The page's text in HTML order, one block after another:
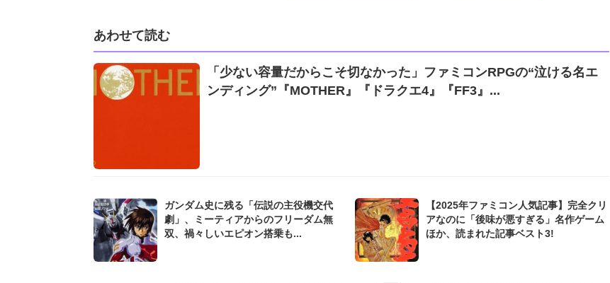
あわせて読む
「少ない容量だからこそ切なかった」ファミコンRPGの“泣ける名エ
ンディング”『MOTHER』『ドラクエ4』『FF3』...
ガンダム史に残る「伝説の主役機交代
劇」、ミーティアからのフリーダム無
双、禍々しいエピオン搭乗も...
【2025年ファミコン人気記事】完全クリ
アなのに「後味が悪すぎる」名作ゲーム
ほか、読まれた記事ベスト3!